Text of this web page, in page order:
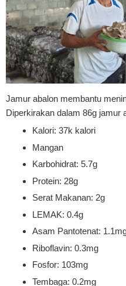
Jamur abalon membantu
Diperkirakan dalam 86g jamur
Kalori: 37k kalori
Mangan
Karbohidrat: 5.7g
Protein: 28g
Serat Makanan: 2g
LEMAK: 0.4g
Asam Pantotenat:
Riboflavin: 0.3mg
Fosfor: 103mg
Tembaga: 0.2mg